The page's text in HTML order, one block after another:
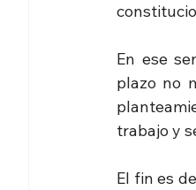
En ese
plazo no
trabajo y
El fin es